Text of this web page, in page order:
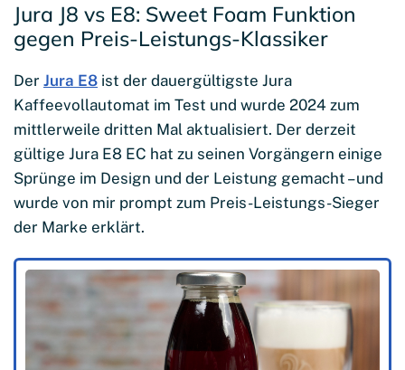
Jura J8 vs E8: Sweet Foam Funktion
gegen Preis-Leistungs-Klassiker
Der Jura E8 ist der dauergültigste Jura
Kaffeevollautomat im Test und wurde 2024 zum
mittlerweile dritten Mal aktualisiert. Der derzeit
gültige Jura E8 EC hat zu seinen Vorgängern einige
Sprünge im Design und der Leistung gemacht – und
wurde von mir prompt zum Preis-Leistungs-Sieger
der Marke erklärt.